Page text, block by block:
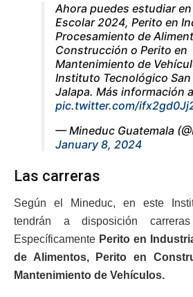
Ahora puedes estudiar
Escolar 2024, Perito en
Procesamiento de
Construcción o Perito en
Mantenimiento de
Instituto Tecnológico San
Jalapa. Más información
pic.twitter.com/
— Mineduc Guatemala
January 8, 2024
Las carreras
Según el Mineduc, en este
tendrán a disposición
Específicamente Perito en
de Alimentos, Perito en
Mantenimiento de Vehículos.